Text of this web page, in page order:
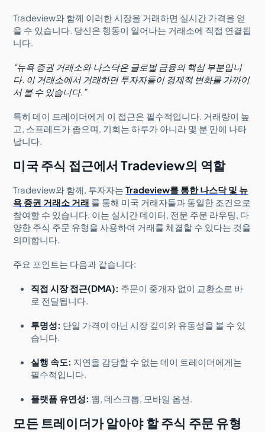
Tradeview와 함께 이러한 시장을 거래하면 실시간 가격을 얻
을 수 있습니다. 당신은 행동이 일어나는 거래소에 직접 연결됩
니다.
“뉴욕 증권 거래소와 나스닥은 글로벌 금융의 핵심 부분입니
다. 이 거래소에서 거래하면 투자자들이 경제적 변화를 가까이
서 볼 수 있습니다.”
특히 데이 트레이더에게 이 접근은 필수적입니다. 거래량이 높
고, 스프레드가 좁으며, 기회는 하루가 아니라 몇 분 만에 나타
납니다.
미국 주식 접근에서 Tradeview의 역할
Tradeview와 함께, 투자자는Tradeview를 통한 나스닥 및 뉴
욕 증권 거래소 거래 를 통해 미국 거래자들과 동일한 조건으로
참여할 수 있습니다. 이는 실시간 데이터, 전문 주문 라우팅, 다
양한 주식 주문 유형을 사용하여 거래를 체결할 수 있다는 것을
의미합니다.
주요 포인트는 다음과 같습니다:
직접 시장 접근(DMA): 주문이 중개자 없이 교환소로 바
로 전달됩니다.
투명성: 단일 가격이 아닌 시장 깊이와 유동성을 볼 수 있
습니다.
실행 속도: 지연을 감당할 수 없는 데이 트레이더에게는
필수적입니다.
플랫폼 유연성: 웹, 데스크톱, 모바일 옵션.
모든 트레이더가 알아야 할 주식 주문 유형